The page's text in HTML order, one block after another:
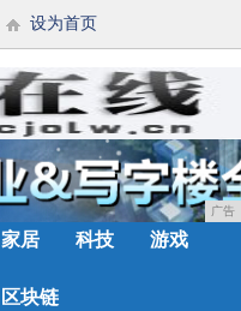
设为首页
广告
家居 科技 游戏
区块链